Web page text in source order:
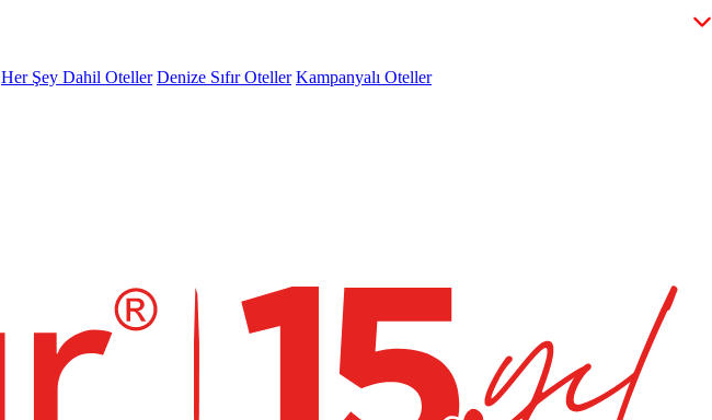
Her Şey Dahil Oteller Denize Sıfır Oteller Kampanyalı Oteller